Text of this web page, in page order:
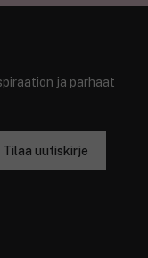
ja parhaat
Tilaa uutiskirje